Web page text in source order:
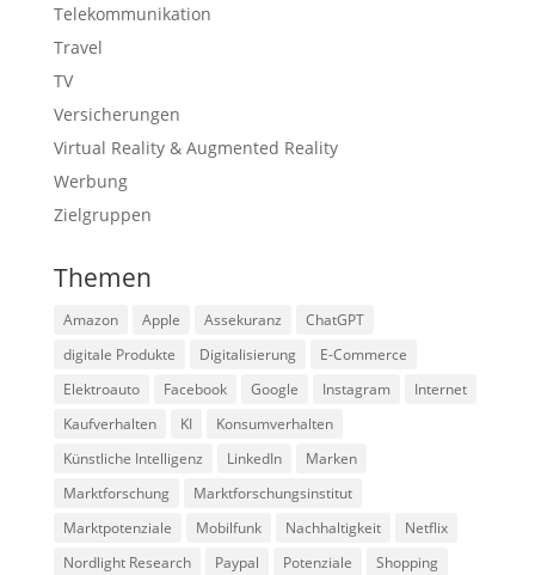
Telekommunikation
Travel
TV
Versicherungen
Virtual Reality & Augmented Reality
Werbung
Zielgruppen
Themen
Amazon Apple Assekuranz
ChatGPT
digitale Produkte
Digitalisierung
E-Commerce
Elektroauto
Facebook Google Instagram
Internet
Kaufverhalten
KI
Konsumverhalten
Künstliche Intelligenz
LinkedIn
Marken
Marktforschung
Marktforschungsinstitut
Marktpotenziale
Mobilfunk Nachhaltigkeit
Netflix
Nordlight Research
Paypal Potenziale
Shopping